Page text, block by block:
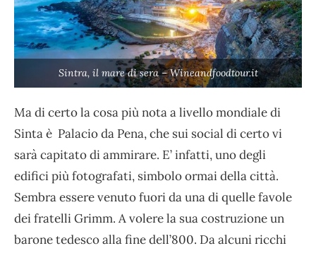
Sintra, il mare di sera – Wineandfoodtour.it
Ma di certo la cosa più nota a livello mondiale di
Sinta è Palacio da Pena, che sui social di certo vi
sarà capitato di ammirare. E’ infatti, uno degli
edifici più fotografati, simbolo ormai della città.
Sembra essere venuto fuori da una di quelle favole
dei fratelli Grimm. A volere la sua costruzione un
barone tedesco alla fine dell’800. Da alcuni ricchi